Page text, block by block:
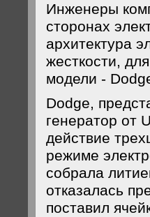
Инженеры
сторонах
архитектура
жесткости,
модели -
Dodge,
генератор от
действие
режиме
собрала
отказалась
поставил